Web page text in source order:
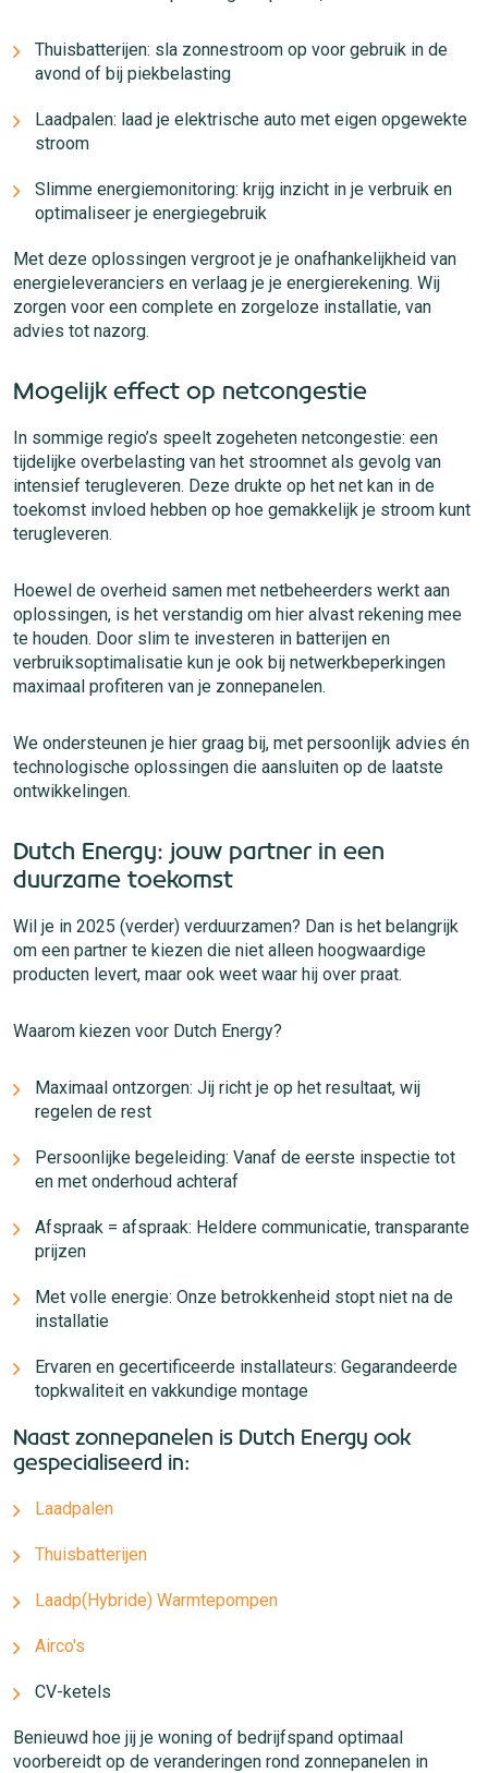
Thuisbatterijen: sla zonnestroom op voor gebruik in de
avond of bij piekbelasting
Laadpalen: laad je elektrische auto met eigen opgewekte
stroom
Slimme energiemonitoring: krijg inzicht in je verbruik en
optimaliseer je energiegebruik
Met deze oplossingen vergroot je je onafhankelijkheid van
energieleveranciers en verlaag je je energierekening. Wij
zorgen voor een complete en zorgeloze installatie, van
advies tot nazorg.
Mogelijk effect op netcongestie
In sommige regio’s speelt zogeheten netcongestie: een
tijdelijke overbelasting van het stroomnet als gevolg van
intensief terugleveren. Deze drukte op het net kan in de
toekomst invloed hebben op hoe gemakkelijk je stroom kunt
terugleveren.
Hoewel de overheid samen met netbeheerders werkt aan
oplossingen, is het verstandig om hier alvast rekening mee
te houden. Door slim te investeren in batterijen en
verbruiksoptimalisatie kun je ook bij netwerkbeperkingen
maximaal profiteren van je zonnepanelen.
We ondersteunen je hier graag bij, met persoonlijk advies én
technologische oplossingen die aansluiten op de laatste
ontwikkelingen.
Dutch Energy: jouw partner in een
duurzame toekomst
Wil je in 2025 (verder) verduurzamen? Dan is het belangrijk
om een partner te kiezen die niet alleen hoogwaardige
producten levert, maar ook weet waar hij over praat.
Waarom kiezen voor Dutch Energy?
Maximaal ontzorgen: Jij richt je op het resultaat, wij
regelen de rest
Persoonlijke begeleiding: Vanaf de eerste inspectie tot
en met onderhoud achteraf
Afspraak = afspraak: Heldere communicatie, transparante
prijzen
Met volle energie: Onze betrokkenheid stopt niet na de
installatie
Ervaren en gecertificeerde installateurs: Gegarandeerde
topkwaliteit en vakkundige montage
Naast zonnepanelen is Dutch Energy ook
gespecialiseerd in:
Laadpalen
Thuisbatterijen
Laadp(Hybride) Warmtepompen
Airco's
CV-ketels
Benieuwd hoe jij je woning of bedrijfspand optimaal
voorbereidt op de veranderingen rond zonnepanelen in